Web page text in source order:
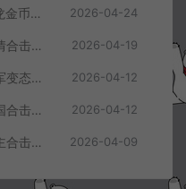
XO三端引擎传奇手游【1.76巨龙金币合击版】4月最新整理Win一键服务端+PC安卓苹果+详细搭建教程+视频教程 2026-04-24
XO三端引擎传奇手游【1.80基情合击版】4月最新整理Win一键服务端+PC安卓苹果+详细搭建教程+视频教程 2026-04-19
XO三端引擎传奇手游【1.80将军变态合击版】4月最新整理Win一键服务端+PC安卓苹果+详细搭建教程+视频教程 2026-04-12
XO三端引擎传奇手游【1.80帝国合击版】4月最新整理Win一键服务端+PC安卓苹果+详细搭建教程+视频教程 2026-04-12
XO三端引擎传奇手游【1.80霸主合击版】4月最新整理Win一键服务端+PC安卓苹果+详细搭建教程+视频教程 2026-04-09